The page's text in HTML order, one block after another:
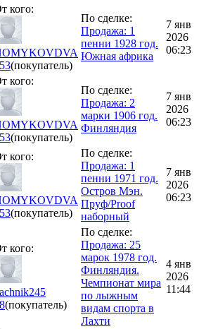
кого:
(покупатель)
По сделке:
Продажа: 1
пенни 1928 год.
Южная африка
7 янв
2026
06:23
кого:
(покупатель)
По сделке:
Продажа: 2
марки 1906 год.
Финляндия
7 янв
2026
06:23
кого:
(покупатель)
По сделке:
Продажа: 1
пенни 1971 год.
Остров Мэн.
Пруф/Proof
наборный
7 янв
2026
06:23
кого:
(покупатель)
По сделке:
Продажа: 25
марок 1978 год.
Финляндия.
Чемпионат мира
по лыжным
видам спорта в
Лахти
4 янв
2026
11:44